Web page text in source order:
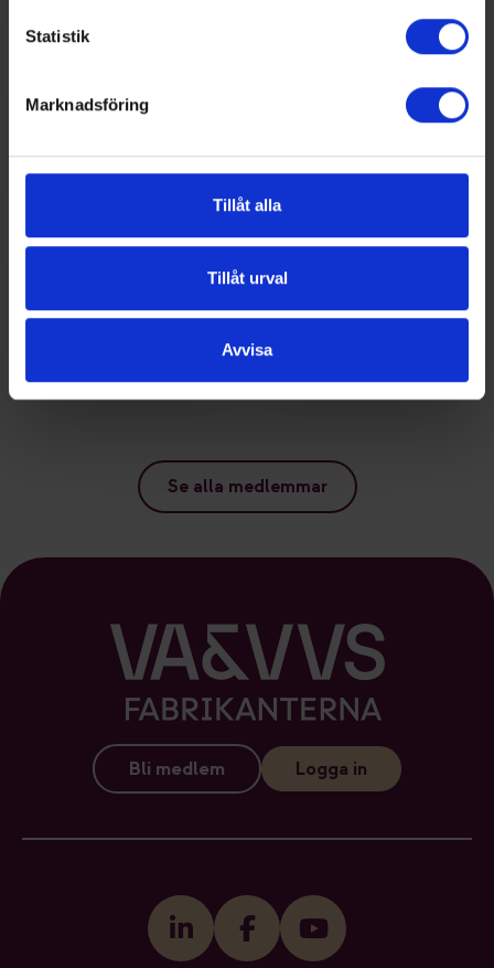
Statistik
Marknadsföring
Tillåt alla
Tillåt urval
Avvisa
Se alla medlemmar
Bli medlem Logga in